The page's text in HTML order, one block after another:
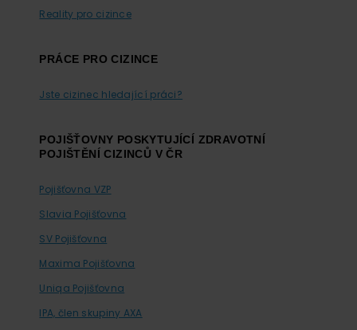
Reality pro cizince
PRÁCE PRO CIZINCE
Jste cizinec hledající práci?
POJIŠŤOVNY POSKYTUJÍCÍ ZDRAVOTNÍ
POJIŠTĚNÍ CIZINCŮ V ČR
Pojišťovna VZP
Slavia Pojišťovna
SV Pojišťovna
Maxima Pojišťovna
Uniqa Pojišťovna
IPA, člen skupiny AXA